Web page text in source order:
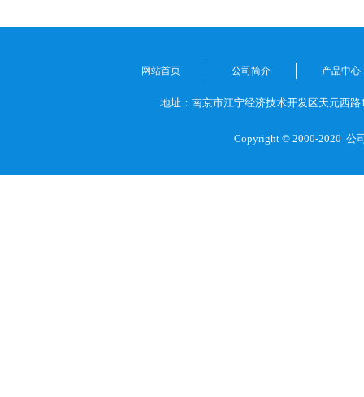
网站首页 公司简介 产品中心
地址：南京市江宁经济技术开发区天元西路
Copyright © 2000-2020 公